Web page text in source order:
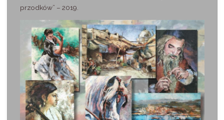
przodków” – 2019.